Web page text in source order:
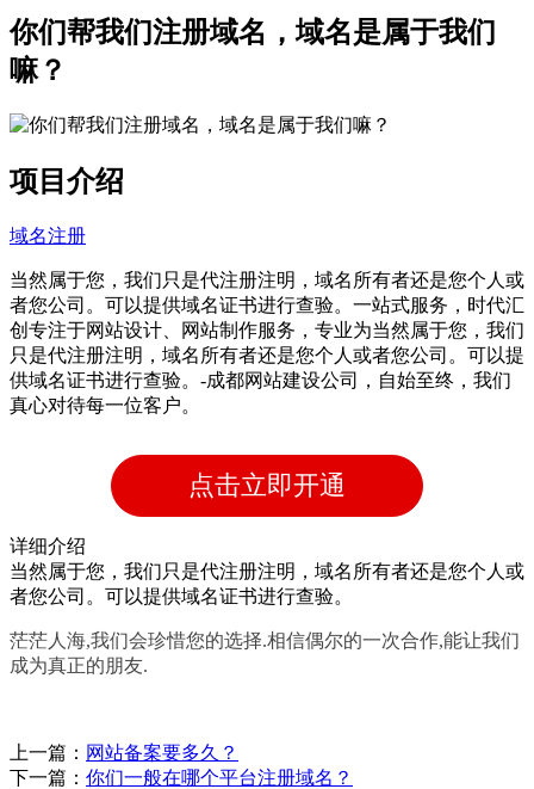
带后台管理系统
你们帮我们注册域名，域名是属于我们
嘛？
项目介绍
域名注册
当然属于您，我们只是代注册注明，域名所有者还是您个人或
者您公司。可以提供域名证书进行查验。一站式服务，时代汇
创专注于网站设计、网站制作服务，专业为当然属于您，我们
只是代注册注明，域名所有者还是您个人或者您公司。可以提
供域名证书进行查验。-成都网站建设公司，自始至终，我们
真心对待每一位客户。
点击立即开通
详细介绍
当然属于您，我们只是代注册注明，域名所有者还是您个人或
者您公司。可以提供域名证书进行查验。
茫茫人海,我们会珍惜您的选择.相信偶尔的一次合作,能让我们
成为真正的朋友.
上一篇： 网站备案要多久？
下一篇： 你们一般在哪个平台注册域名？